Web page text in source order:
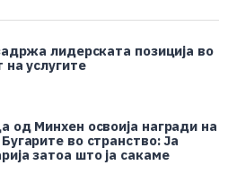
лидерската позиција во
на услугите
од Минхен освоија награди на
во странство: Ја
затоа што ја сакаме